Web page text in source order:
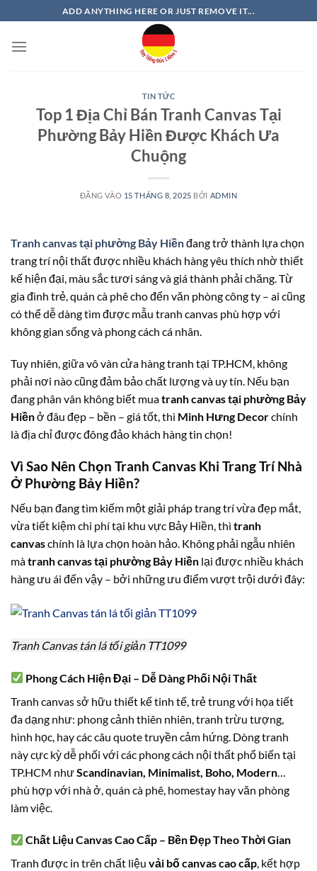
qua
nội
ADD ANYTHING HERE OR JUST REMOVE IT...
TIN TỨC
Top 1 Địa Chỉ Bán Tranh Canvas Tại
Phường Bảy Hiền Được Khách Ưa
Chuộng
ĐĂNG VÀO 15 THÁNG 8, 2025 BỞI ADMIN
Tranh canvas tại phường Bảy Hiềnđang trở thành lựa chọn
trang trí nội thất được nhiều khách hàng yêu thích nhờ thiết
kế hiện đại, màu sắc tươi sáng và giá thành phải chăng. Từ
gia đình trẻ, quán cà phê cho đến văn phòng công ty – ai cũng
có thể dễ dàng tìm được mẫu tranh canvas phù hợp với
không gian sống và phong cách cá nhân.
Tuy nhiên, giữa vô vàn cửa hàng tranh tại TP.HCM, không
phải nơi nào cũng đảm bảo chất lượng và uy tín. Nếu bạn
đang phân vân không biết muatranh canvas tại phường Bảy
Hiềnở đâu đẹp – bền – giá tốt, thì Minh Hưng Decorchính
là địa chỉ được đông đảo khách hàng tin chọn!
Vì Sao Nên Chọn Tranh Canvas Khi Trang Trí Nhà
Ở Phường Bảy Hiền?
Nếu bạn đang tìm kiếm một giải pháp trang trí vừa đẹp mắt,
vừa tiết kiệm chi phí tại khu vực Bảy Hiền, thì tranh
canvaschính là lựa chọn hoàn hảo. Không phải ngẫu nhiên
màtranh canvas tại phường Bảy Hiền lại được nhiều khách
hàng ưu ái đến vậy – bởi những ưu điểm vượt trội dưới đây:
Tranh Canvas tán lá tối giản TT1099
Phong Cách Hiện Đại – Dễ Dàng Phối Nội Thất
Tranh canvas sở hữu thiết kế tinh tế, trẻ trung với họa tiết
đa dạng như: phong cảnh thiên nhiên, tranh trừu tượng,
hình học, hay các câu quote truyền cảm hứng. Dòng tranh
này cực kỳ dễ phối với các phong cách nội thất phổ biến tại
TP.HCM nhưScandinavian, Minimalist, Boho, Modern
phù hợp với nhà ở, quán cà phê, homestay hay văn phòng
làm việc.
Chất Liệu Canvas Cao Cấp – Bền Đẹp Theo Thời Gian
Tranh được in trên chất liệu vải bố canvas cao cấp, kết hợp